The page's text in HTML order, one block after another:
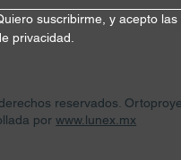
suscribirme, y acepto las
privacidad.
reservados.
porwww.lunex.mx